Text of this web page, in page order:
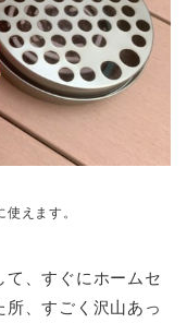
えます。
、すぐにホームセ
、すごく沢山あっ